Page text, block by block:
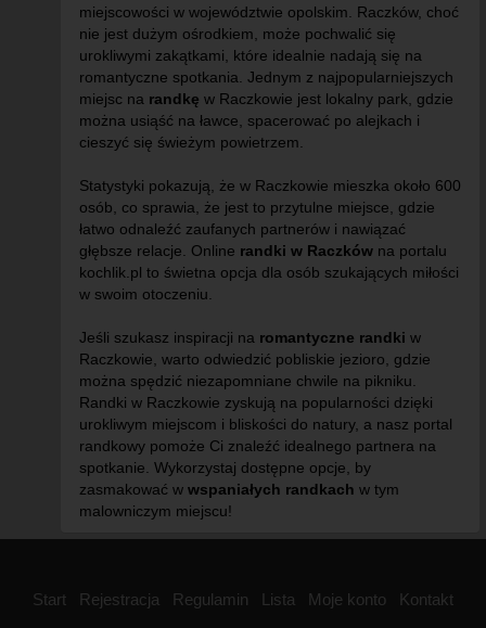
miejscowości w województwie opolskim. Raczków, choć
nie jest dużym ośrodkiem, może pochwalić się
urokliwymi zakątkami, które idealnie nadają się na
romantyczne spotkania. Jednym z najpopularniejszych
miejsc na randkę w Raczkowie jest lokalny park, gdzie
można usiąść na ławce, spacerować po alejkach i
cieszyć się świeżym powietrzem.
Statystyki pokazują, że w Raczkowie mieszka około 600
osób, co sprawia, że jest to przytulne miejsce, gdzie
łatwo odnaleźć zaufanych partnerów i nawiązać
głębsze relacje. Online randki w Raczków na portalu
kochlik.pl to świetna opcja dla osób szukających miłości
w swoim otoczeniu.
Jeśli szukasz inspiracji na romantyczne randki w
Raczkowie, warto odwiedzić pobliskie jezioro, gdzie
można spędzić niezapomniane chwile na pikniku.
Randki w Raczkowie zyskują na popularności dzięki
urokliwym miejscom i bliskości do natury, a nasz portal
randkowy pomoże Ci znaleźć idealnego partnera na
spotkanie. Wykorzystaj dostępne opcje, by
zasmakować w wspaniałych randkach w tym
malowniczym miejscu!
Start Rejestracja Regulamin Lista Moje konto Kontakt